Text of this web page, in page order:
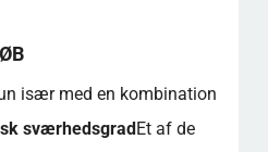
især med en kombination
sværhedsgradEt af de